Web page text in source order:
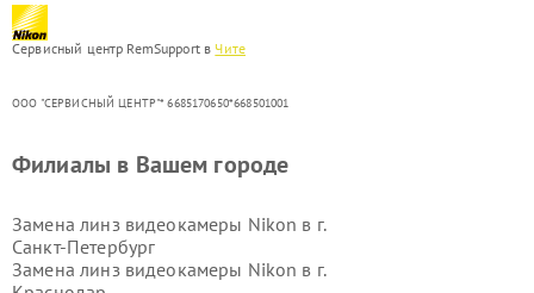
Сервисный центр RemSupport в Чите
ООО "СЕРВИСНЫЙ ЦЕНТР"* 6685170650*668501001
Филиалы в Вашем городе
Замена линз видеокамеры Nikon в г.
Санкт-Петербург
Замена линз видеокамеры Nikon в г.